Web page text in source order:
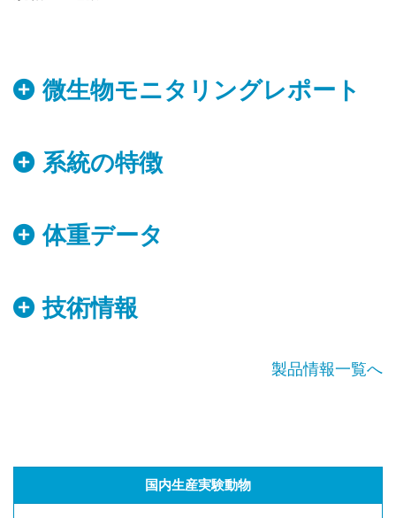
微生物モニタリングレポート
系統の特徴
体重データ
技術情報
製品情報一覧へ
国内生産実験動物